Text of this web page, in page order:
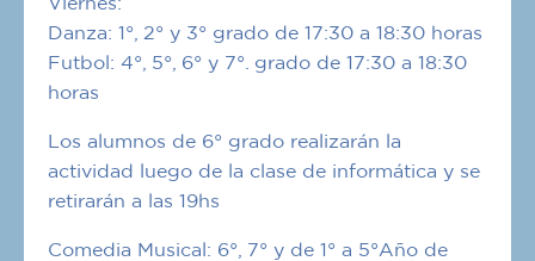
Danza: 1°, 2° y 3° grado de 17:30 a 18:30 horas
Futbol: 4°, 5°, 6° y 7°. grado de 17:30 a 18:30
horas
Los alumnos de 6° grado realizarán la
actividad luego de la clase de informática y se
retirarán a las 19hs
Comedia Musical: 6°, 7° y de 1° a 5°Año de